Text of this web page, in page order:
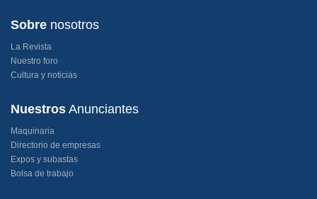
Sobre nosotros
La Revista
Nuestro foro
Cultura y noticias
Nuestros Anunciantes
Maquinaria
Directorio de empresas
Expos y subastas
Bolsa de trabajo